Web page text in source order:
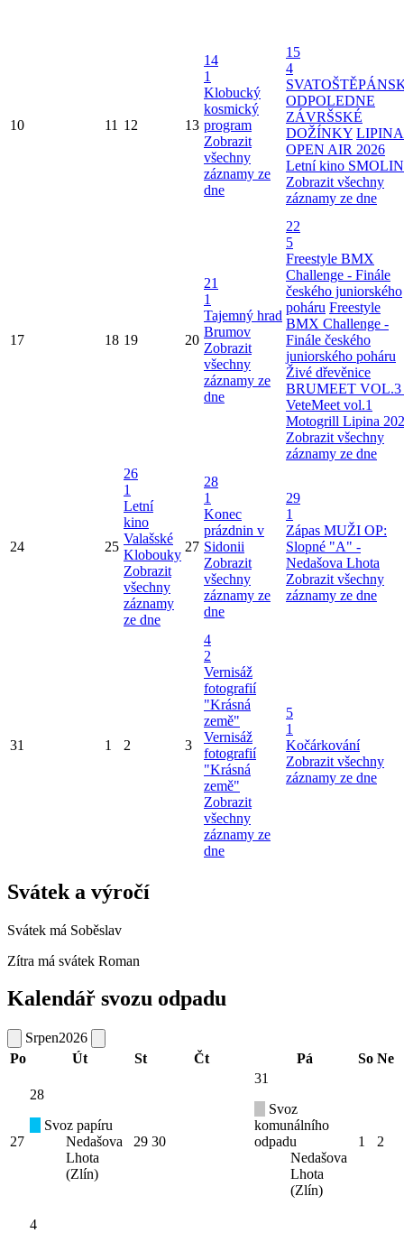
10 11 12 13
14
1
Klobucký
kosmický
program
Zobrazit
všechny
záznamy ze
dne
15
4
ODPOLEDNE
ZÁVRŠSKÉ
DOŽÍNKY LIPINA
OPEN AIR 2026
Letní kino
Zobrazit všechny
záznamy ze dne
17 18 19 20
21
1
Tajemný hrad
Brumov
Zobrazit
všechny
záznamy ze
dne
22
5
Freestyle BMX
Challenge - Finále
českého juniorského
poháru Freestyle
BMX Challenge -
Finále českého
juniorského poháru
Živé dřevěnice
BRUMEET VOL.3
VeteMeet vol.1
Motogrill Lipina
Zobrazit všechny
záznamy ze dne
24 25
26
1
Letní
kino
Valašské
Klobouky
Zobrazit
všechny
záznamy
ze dne
27
28
1
Konec
prázdnin v
Sidonii
Zobrazit
všechny
záznamy ze
dne
29
1
Zápas MUŽI OP:
Slopné "A" -
Nedašova Lhota
Zobrazit všechny
záznamy ze dne
31 1 2 3
4
2
Vernisáž
fotografií
"Krásná
země"
Vernisáž
fotografií
"Krásná
země"
Zobrazit
všechny
záznamy ze
dne
5
1
Kočárkování
Zobrazit všechny
záznamy ze dne
Svátek a výročí
Svátek má Soběslav
Zítra má svátek Roman
Kalendář svozu odpadu
Srpen2026
Po
Út St Čt Pá So Ne
27
28
Svoz papíru
Nedašova
Lhota
(Zlín)
29 30
31
Svoz
komunálního
odpadu
Nedašova
Lhota
(Zlín)
1 2
4